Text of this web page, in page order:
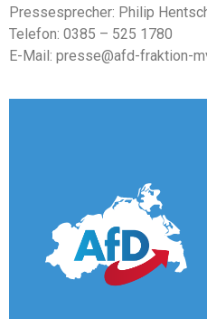
Pressesprecher: Philip
Telefon: 0385 – 525 1780
E-Mail: presse@afd-fraktion-